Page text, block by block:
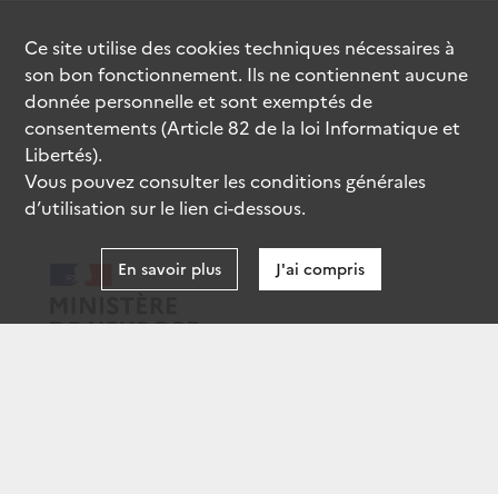
Ce site utilise descookiestechniques nécessaires à
son bon fonctionnement. Ils ne contiennent aucune
donnée personnelle et sont exemptés de
consentements (Article 82 de la loi Informatique et
Libertés).
Vous pouvez consulter les conditions générales
d’utilisation sur le lien ci-dessous.
En savoir plus J'ai compris